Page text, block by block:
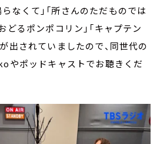
なくて」「所さんのただものでは
どるポンポコリン」「キャプテン
が出されていましたので、同世代の
やポッドキャストでお聴きくだ